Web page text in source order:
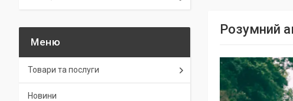
Розумний
Товари та послуги
Новини